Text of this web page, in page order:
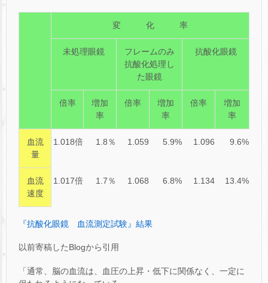
変 化 率
未処理眼鏡
フレームのみ
抗酸化処理し
た眼鏡
抗酸化眼鏡
倍率
増加
率
倍率
増加
率
倍率
増加
率
血流
量
1.018倍 1.8％ 1.059 5.9% 1.096 9.6%
血流
速度
1.017倍 1.7％ 1.068 6.8% 1.134 13.4%
『抗酸化眼鏡 血流測定試験』結果
以前寄稿したBlogから引用
「通常、脳の血流は、血圧の上昇・低下に関係なく、一定に